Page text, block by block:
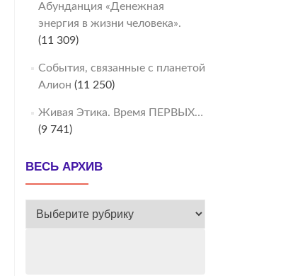
Абунданция «Денежная
энергия в жизни человека».
(11 309)
События, связанные с планетой
Алион (11 250)
Живая Этика. Время ПЕРВЫХ…
(9 741)
ВЕСЬ АРХИВ
ВЕСЬ